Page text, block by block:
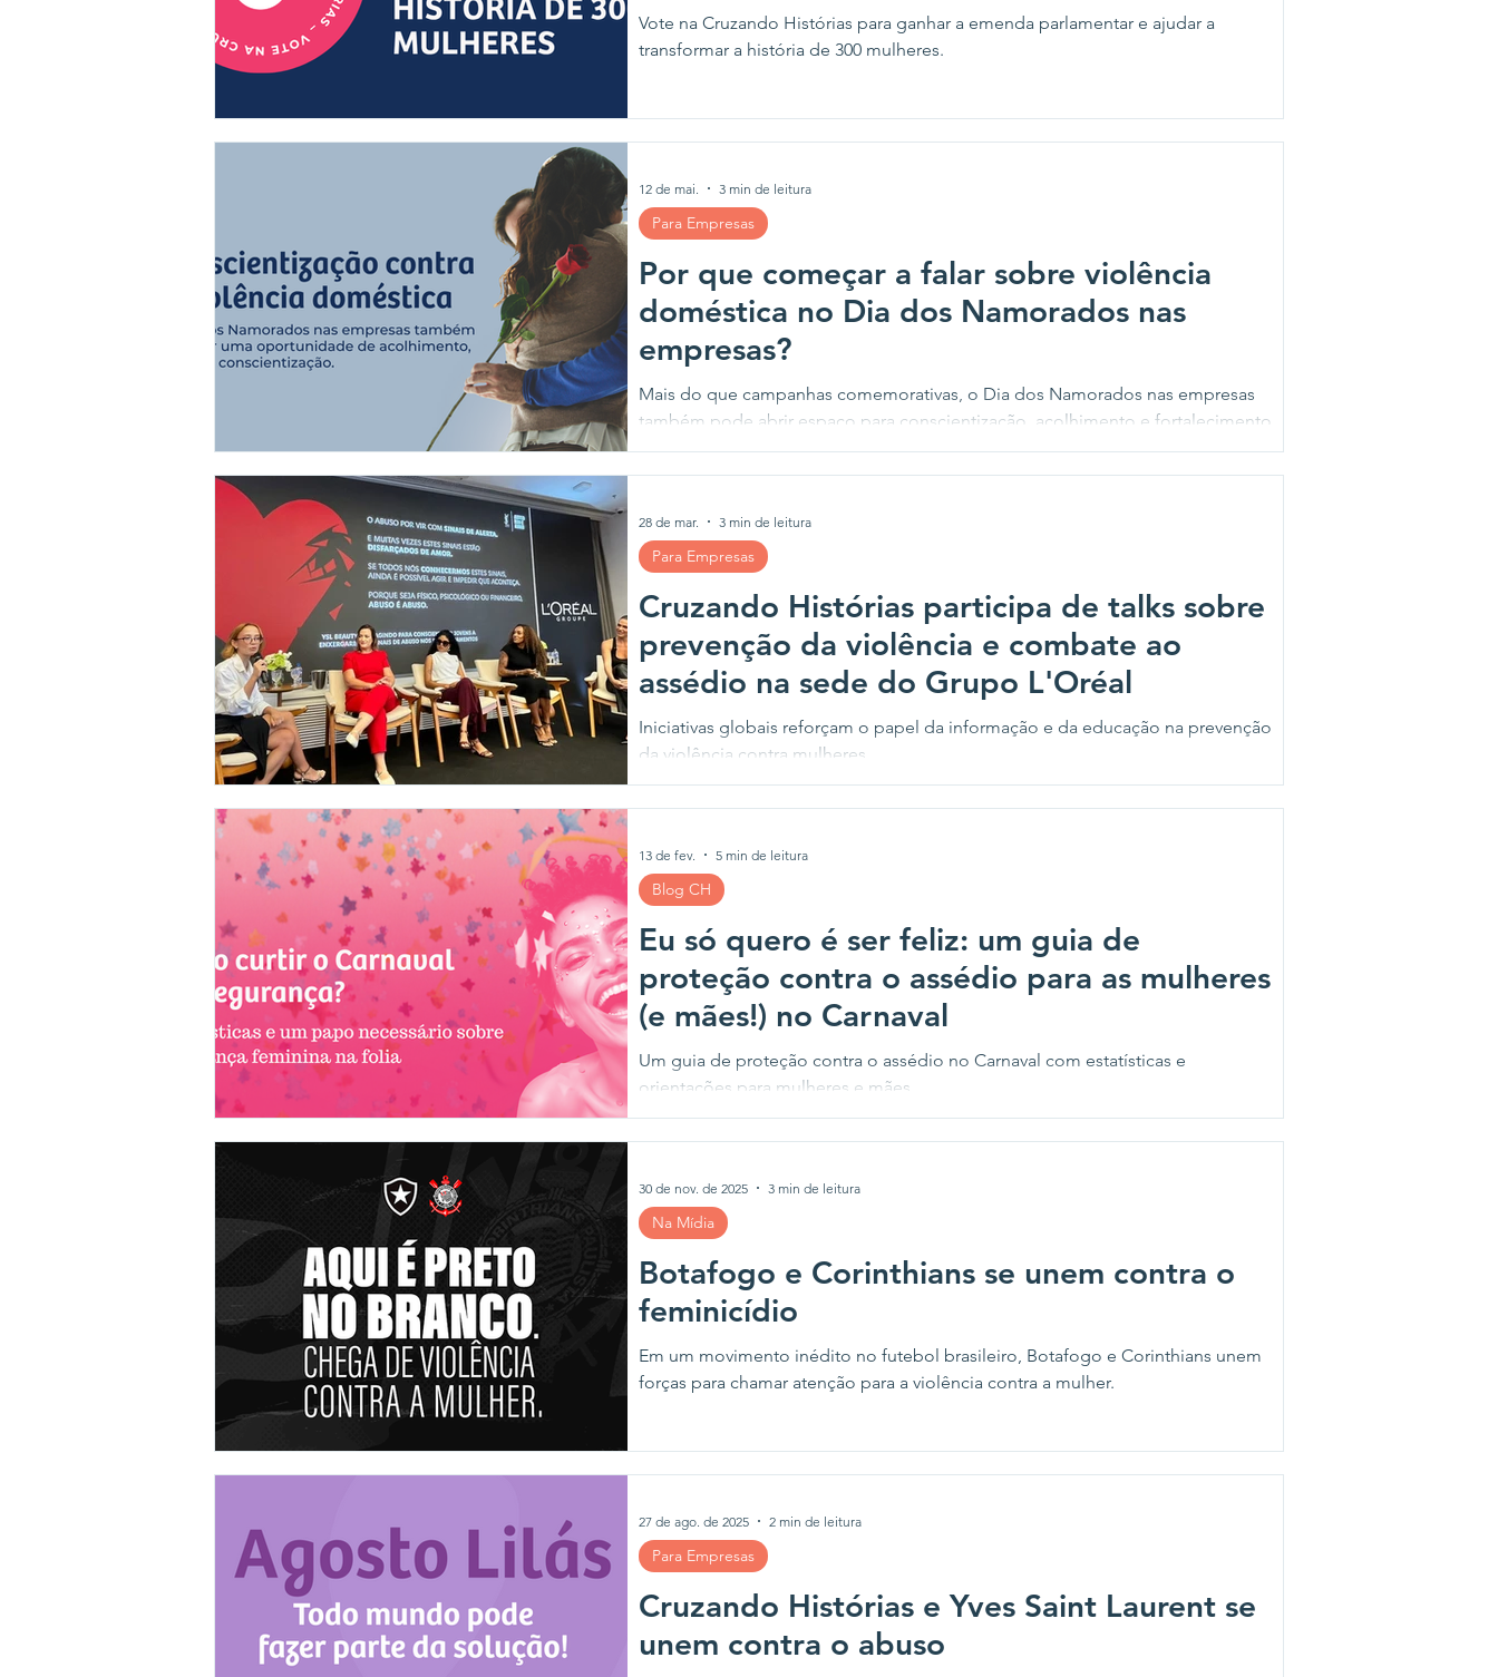
Vote na Cruzando Histórias para ganhar a emenda parlamentar e ajudar a
transformar a história de 300 mulheres.
Por que começar a falar sobre violência
doméstica no Dia dos Namorados nas
empresas?
Mais do que campanhas comemorativas, o Dia dos Namorados nas empresas
também pode abrir espaço para conscientização, acolhimento e fortalecimento
de redes de apoio para mulheres.
Para Empresas
12 de mai. 3 min de leitura
Cruzando Histórias participa de talks sobre
prevenção da violência e combate ao
assédio na sede do Grupo L'Oréal
Iniciativas globais reforçam o papel da informação e da educação na prevenção
da violência contra mulheres.
Para Empresas
28 de mar. 3 min de leitura
Eu só quero é ser feliz: um guia de
proteção contra o assédio para as mulheres
(e mães!) no Carnaval
Um guia de proteção contra o assédio no Carnaval com estatísticas e
orientações para mulheres e mães.
Blog CH
13 de fev. 5 min de leitura
Botafogo e Corinthians se unem contra o
feminicídio
Em um movimento inédito no futebol brasileiro, Botafogo e Corinthians unem
forças para chamar atenção para a violência contra a mulher.
Na Mídia
30 de nov. de 2025 3 min de leitura
Cruzando Histórias e Yves Saint Laurent se
unem contra o abuso
Para Empresas
27 de ago. de 2025 2 min de leitura